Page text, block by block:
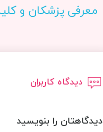
معرفی پزشکان و
دیدگاه کاربران
دیدگاهتان را بنویسید